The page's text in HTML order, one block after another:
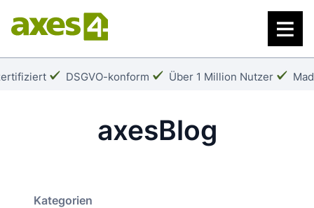
Zum
Hauptinhalt
Häkchen:
DSGVO-konform
Häkchen:
Über 1 Million Nutzer
axesBlog
Kategorien